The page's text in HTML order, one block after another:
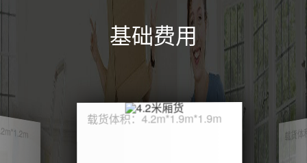
基础费用
载货体积：4.2m*1.9m*1.9m 载货体